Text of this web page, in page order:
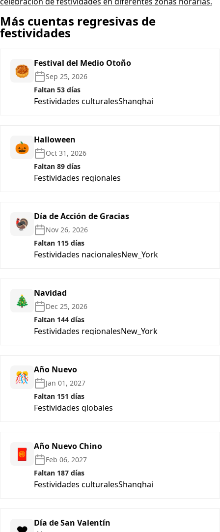
Más cuentas regresivas de
festividades
🥮 Festival del Medio Otoño
Sep 25, 2026
Faltan 53 días
Festividades culturalesShanghai
🎃 Halloween
Oct 31, 2026
Faltan 89 días
Festividades regionales
🦃 Día de Acción de Gracias
Nov 26, 2026
Faltan 115 días
Festividades nacionalesNew_York
🎄 Navidad
Dec 25, 2026
Faltan 144 días
Festividades regionalesNew_York
🎊 Año Nuevo
Jan 01, 2027
Faltan 151 días
Festividades globales
🧧 Año Nuevo Chino
Feb 06, 2027
Faltan 187 días
Festividades culturalesShanghai
Día de San Valentín